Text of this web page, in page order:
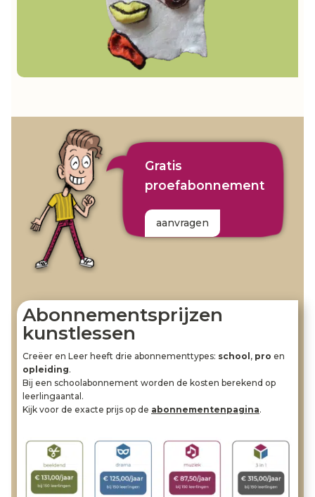
Gratis
proefabonnement
aanvragen
Abonnementsprijzen
kunstlessen
Creëer en Leer heeft drie abonnementtypes: school , pro en
opleiding.
Bij een schoolabonnement worden de kosten berekend op
leerlingaantal.
Kijk voor de exacte prijs op de abonnementenpagina.